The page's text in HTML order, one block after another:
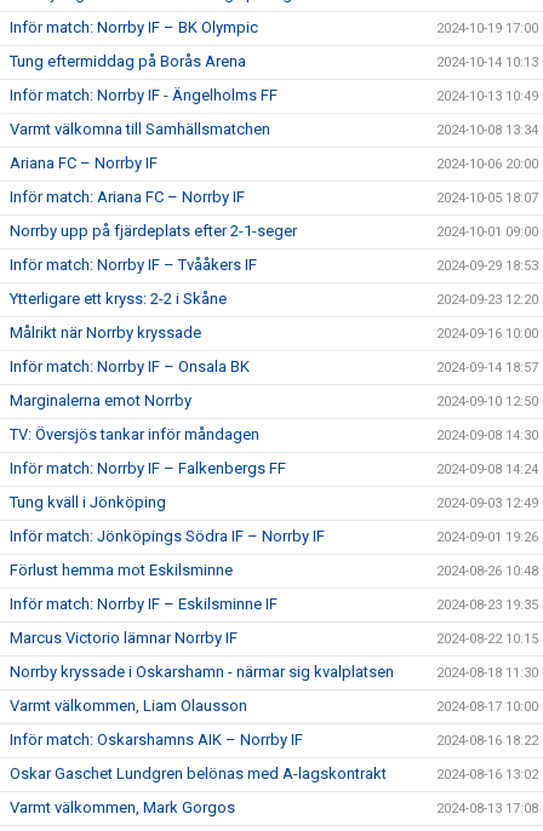
Inför match: Norrby IF – BK Olympic 2024-10-19 17:00
Tung eftermiddag på Borås Arena 2024-10-14 10:13
Inför match: Norrby IF - Ängelholms FF 2024-10-13 10:49
Varmt välkomna till Samhällsmatchen 2024-10-08 13:34
Ariana FC – Norrby IF 2024-10-06 20:00
Inför match: Ariana FC – Norrby IF 2024-10-05 18:07
Norrby upp på fjärdeplats efter 2-1-seger 2024-10-01 09:00
Inför match: Norrby IF – Tvååkers IF 2024-09-29 18:53
Ytterligare ett kryss: 2-2 i Skåne 2024-09-23 12:20
Målrikt när Norrby kryssade 2024-09-16 10:00
Inför match: Norrby IF – Onsala BK 2024-09-14 18:57
Marginalerna emot Norrby 2024-09-10 12:50
TV: Översjös tankar inför måndagen 2024-09-08 14:30
Inför match: Norrby IF – Falkenbergs FF 2024-09-08 14:24
Tung kväll i Jönköping 2024-09-03 12:49
Inför match: Jönköpings Södra IF – Norrby IF 2024-09-01 19:26
Förlust hemma mot Eskilsminne 2024-08-26 10:48
Inför match: Norrby IF – Eskilsminne IF 2024-08-23 19:35
Marcus Victorio lämnar Norrby IF 2024-08-22 10:15
Norrby kryssade i Oskarshamn - närmar sig kvalplatsen 2024-08-18 11:30
Varmt välkommen, Liam Olausson 2024-08-17 10:00
Inför match: Oskarshamns AIK – Norrby IF 2024-08-16 18:22
Oskar Gaschet Lundgren belönas med A-lagskontrakt 2024-08-16 13:02
Varmt välkommen, Mark Gorgos 2024-08-13 17:08